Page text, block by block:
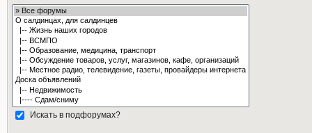
Искать в подфорумах?